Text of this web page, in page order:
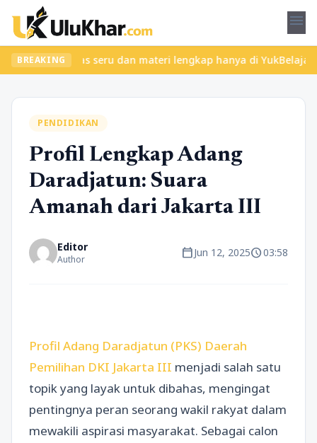
menu
BREAKING
kelas seru dan materi lengkap hanya di YukBelajar.com.
PENDIDIKAN
Profil Lengkap Adang
Daradjatun: Suara
Amanah dari Jakarta III
Editor
Author calendar_todayJun 12, 2025schedule03:58
Profil Adang Daradjatun (PKS) Daerah
Pemilihan DKI Jakarta III menjadi salah satu
topik yang layak untuk dibahas, mengingat
pentingnya peran seorang wakil rakyat dalam
mewakili aspirasi masyarakat. Sebagai calon